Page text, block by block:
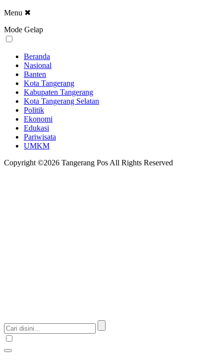
Menu ✖
Mode Gelap
Beranda
Nasional
Banten
Kota Tangerang
Kabupaten Tangerang
Kota Tangerang Selatan
Politik
Ekonomi
Edukasi
Pariwisata
UMKM
Copyright ©2026 Tangerang Pos All Rights Reserved